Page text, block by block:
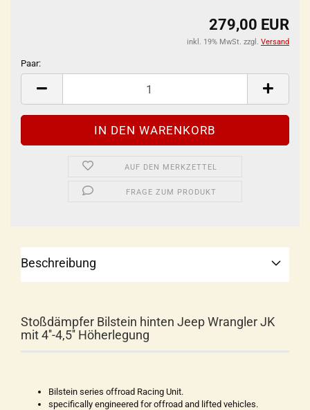
279,00 EUR
inkl. 19% MwSt. zzgl. Versand
Paar:
Paar
AUF DEN MERKZETTEL
FRAGE ZUM PRODUKT
Beschreibung
Stoßdämpfer Bilstein hinten Jeep Wrangler JK
mit 4''-4,5'' Höherlegung
Bilstein series offroad Racing Unit.
specifically engineered for offroad and lifted vehicles.